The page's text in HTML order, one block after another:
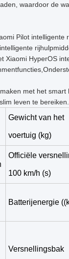
waardoor de
Pilot
Xiaomi HyperOS
met het
leven te bereiken.
Gewicht van het
voertuig (kg)
Officiële
100 km/h (s)
Batterijenergie
Versnellingsbak